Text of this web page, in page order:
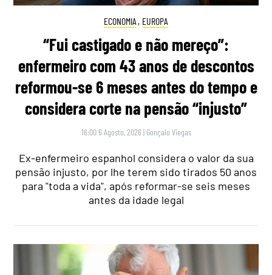
ECONOMIA , EUROPA
“Fui castigado e não mereço”:
enfermeiro com 43 anos de descontos
reformou-se 6 meses antes do tempo e
considera corte na pensão “injusto”
16:00 6 Agosto, 2026 | Gonçalo Viegas
Ex-enfermeiro espanhol considera o valor da sua
pensão injusto, por lhe terem sido tirados 50 anos
para "toda a vida", após reformar-se seis meses
antes da idade legal